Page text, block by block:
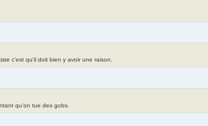
c'est qu'il doit bien y avoir une raison.
qu'on tue des gobs.